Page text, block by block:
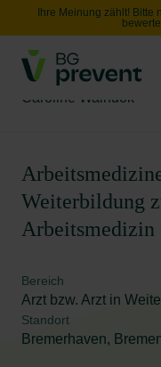
Ihre Meinung zählt! Bitte
Gesundheit
Unternehmen
Wissen
Suche
Leichte Sprache
Caroline Waindok
Weiterbildung
Bereich
Arzt bzw. Arzt in
Standort
Bremerhaven,